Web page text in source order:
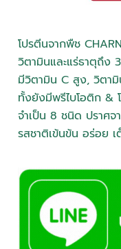
โปรตีนจากพืช
วิตามินและแร่ธาตุถึง
มีวิตามิน C สูง, วิตามิ
ทั้งยังมีพรีไบโอติก &
จำเป็น 8 ชนิด ปราศ
รสชาติเข้นข้น อร่อย